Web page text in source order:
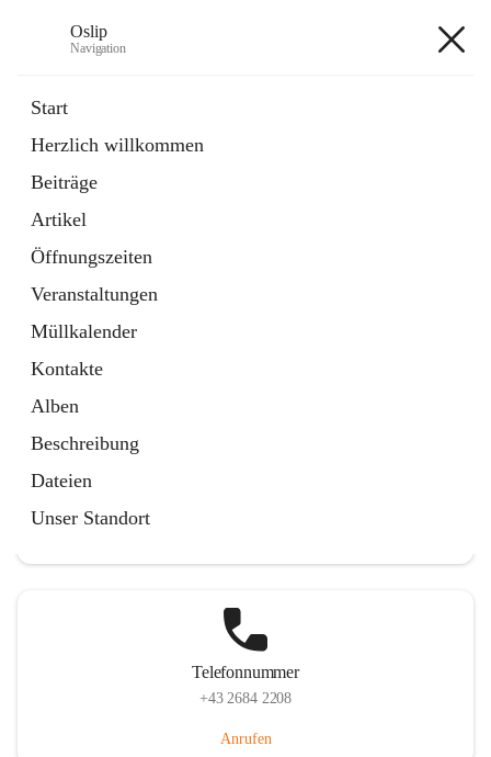
Oslip
Navigation
Start
Herzlich willkommen
Beiträge
Artikel
Öffnungszeiten
Veranstaltungen
Müllkalender
Kontakte
Alben
Beschreibung
Dateien
Unser Standort
Externe Webseite
in
Tab
Bundeskanzleramt Österreich
Externe Webseite
öffnet
in
neuem
Tab
Telefonnummer
+43 2684 2208
Anrufen